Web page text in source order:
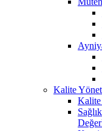
Kalite
Kalite